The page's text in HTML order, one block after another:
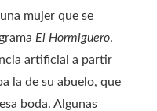
mujer que se
El Hormiguero.
artificial a partir
la de su abuelo, que
boda. Algunas